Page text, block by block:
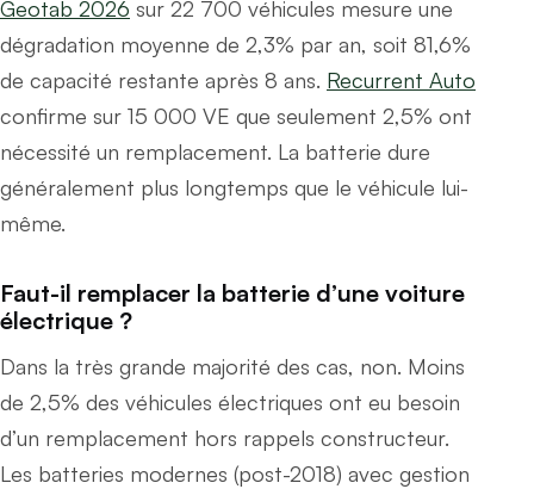
Geotab 2026 sur 22 700 véhicules mesure une
dégradation moyenne de 2,3% par an, soit 81,6%
de capacité restante après 8 ans. Recurrent Auto
confirme sur 15 000 VE que seulement 2,5% ont
nécessité un remplacement. La batterie dure
généralement plus longtemps que le véhicule lui-
même.
Faut-il remplacer la batterie d’une voiture
électrique ?
Dans la très grande majorité des cas, non. Moins
de 2,5% des véhicules électriques ont eu besoin
d’un remplacement hors rappels constructeur.
Les batteries modernes (post-2018) avec gestion